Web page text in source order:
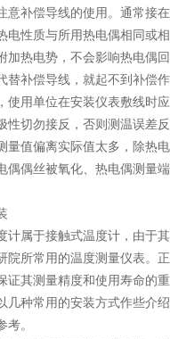
意补偿导线的使用。通常接
电性质与所用热电偶相同或
加热电势，不会影响热电偶回
替补偿导线，就起不到补偿
使用单位在安装仪表敷线时
性切勿接反，否则测温误差反
量值偏离实际值太多，除热
偶偶丝被氧化、热电偶测量
计属于接触式温度计，由于
院所常用的温度测量仪表。
证其测量精度和使用寿命的
几种常用的安装方式作些介
。